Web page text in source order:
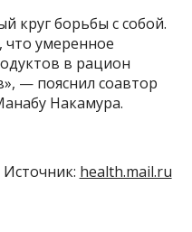
круг борьбы с собой.
умеренное
в рацион
— пояснил соавтор
Накамура.
Источник: health.mail.ru